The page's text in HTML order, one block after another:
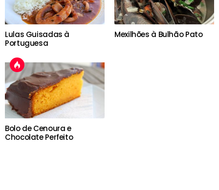
Lulas Guisadas à
Portuguesa
Mexilhões à Bulhão Pato
Bolo de Cenoura e
Chocolate Perfeito